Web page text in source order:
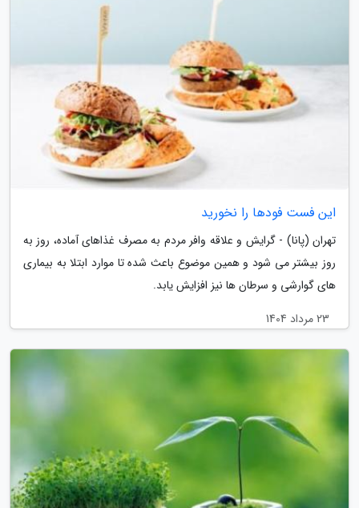
این فست فودها را نخورید
تهران (پانا) - گرایش و علاقه وافر مردم به مصرف غذاهای آماده، روز به
روز بیشتر می شود و همین موضوع باعث شده تا موارد ابتلا به بیماری
های گوارشی و سرطان ها نیز افزایش یابد.
23 مرداد 1404